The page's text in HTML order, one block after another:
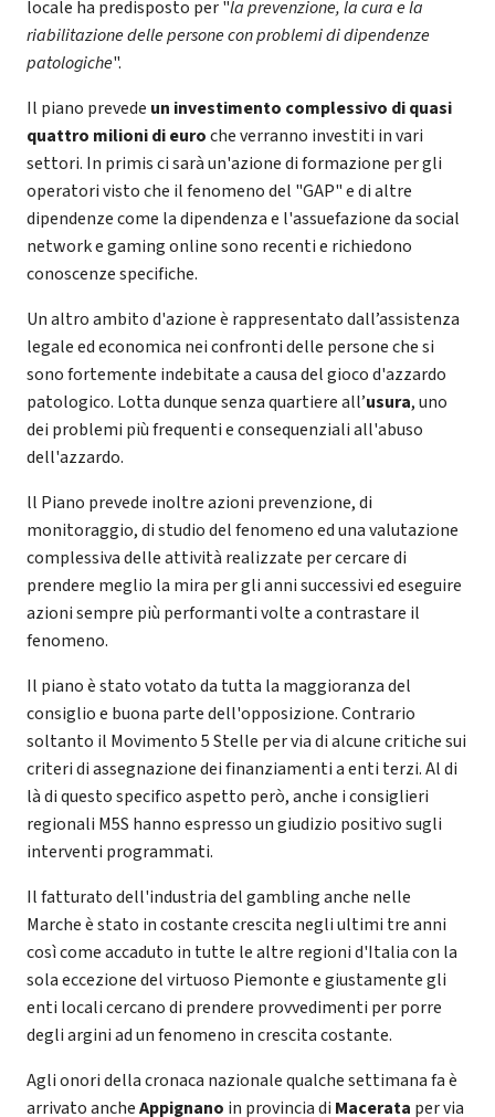
locale ha predisposto per "la prevenzione, la cura e la
riabilitazione delle persone con problemi di dipendenze
patologiche".
Il piano prevede un investimento complessivo di quasi
quattro milioni di euroche verranno investiti in vari
settori. In primis ci sarà un'azione di formazione per gli
operatori visto che il fenomeno del "GAP" e di altre
dipendenze come la dipendenza e l'assuefazione da social
network e gaming online sono recenti e richiedono
conoscenze specifiche.
Un altro ambito d'azione è rappresentato dall’assistenza
legale ed economica nei confronti delle persone che si
sono fortemente indebitate a causa del gioco d'azzardo
patologico. Lotta dunque senza quartiere all’usura, uno
dei problemi più frequenti e consequenziali all'abuso
dell'azzardo.
ll Piano prevede inoltre azioni prevenzione, di
monitoraggio, di studio del fenomeno ed una valutazione
complessiva delle attività realizzate per cercare di
prendere meglio la mira per gli anni successivi ed eseguire
azioni sempre più performanti volte a contrastare il
fenomeno.
Il piano è stato votato da tutta la maggioranza del
consiglio e buona parte dell'opposizione. Contrario
soltanto il Movimento 5 Stelle per via di alcune critiche sui
criteri di assegnazione dei finanziamenti a enti terzi. Al di
là di questo specifico aspetto però, anche i consiglieri
regionali M5S hanno espresso un giudizio positivo sugli
interventi programmati.
Il fatturato dell'industria del gambling anche nelle
Marche è stato in costante crescita negli ultimi tre anni
così come accaduto in tutte le altre regioni d'Italia con la
sola eccezione del virtuoso Piemonte e giustamente gli
enti locali cercano di prendere provvedimenti per porre
degli argini ad un fenomeno in crescita costante.
Agli onori della cronaca nazionale qualche settimana fa è
arrivato ancheAppignano in provincia di Macerata per via